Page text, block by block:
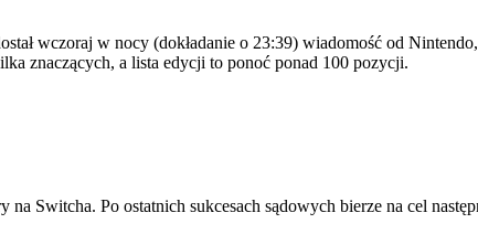
wczoraj w nocy (dokładanie o 23:39) wiadomość od
znaczących, a lista edycji to ponoć ponad 100 pozycji.
Switcha. Po ostatnich sukcesach sądowych bierze na cel